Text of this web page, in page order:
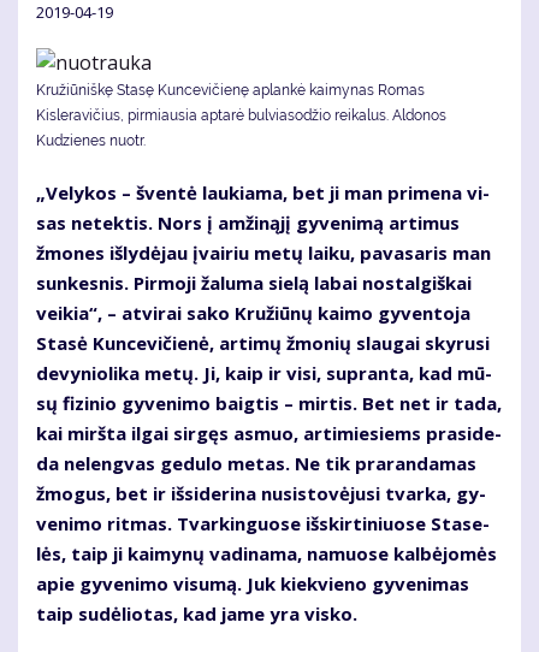
2019-04-19
Kružiūniškę Stasę Kuncevičienę aplankė kaimynas Romas
Kisleravičius, pirmiausia aptarė bulviasodžio reikalus. Aldonos
Kudzienes nuotr.
„Ve­ly­kos – šven­tė lau­kia­ma, bet ji man pri­me­na vi­
sas ne­tek­tis. Nors į am­ži­ną­jį gy­ve­ni­mą ar­ti­mus
žmo­nes iš­ly­dė­jau įvai­riu me­tų lai­ku, pa­va­sa­ris man
sun­kes­nis. Pir­mo­ji ža­lu­ma sie­lą la­bai nos­tal­giš­kai
vei­kia“, – at­vi­rai sa­ko Kru­žiū­nų kai­mo gy­ven­to­ja
Sta­sė Kun­ce­vi­čie­nė, ar­ti­mų žmo­nių slau­gai sky­ru­si
de­vy­nio­li­ka me­tų. Ji, kaip ir vi­si, su­pran­ta, kad mū­
sų fi­zi­nio gy­ve­ni­mo baig­tis – mir­tis. Bet net ir ta­da,
kai mirš­ta il­gai sir­gęs as­muo, ar­ti­mie­siems pra­si­de­
da ne­leng­vas ge­du­lo me­tas. Ne tik pra­ran­da­mas
žmo­gus, bet ir iš­si­de­ri­na nu­si­sto­vė­ju­si tvar­ka, gy­
ve­ni­mo rit­mas. Tvar­kin­guo­se iš­skir­ti­niuo­se Sta­se­
lės, taip ji kai­my­nų va­di­na­ma, na­muo­se kal­bė­jo­mės
apie gy­ve­ni­mo vi­su­mą. Juk kiek­vie­no gy­ve­ni­mas
taip su­dė­lio­tas, kad ja­me yra vis­ko.